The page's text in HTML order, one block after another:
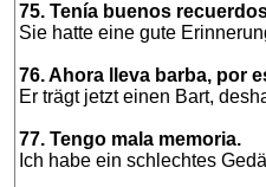
75. Tenía buenos
Sie hatte eine gute
76. Ahora lleva barba, por
Er trägt jetzt einen Bart,
77. Tengo mala memoria.
Ich habe ein schlechtes